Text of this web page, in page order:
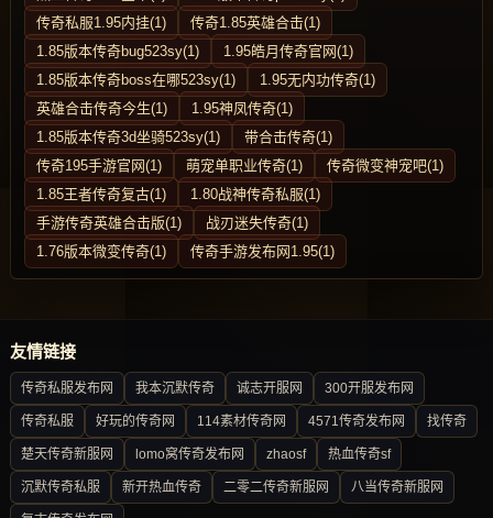
传奇私服1.95内挂(1)
传奇1.85英雄合击(1)
1.85版本传奇bug523sy(1)
1.95皓月传奇官网(1)
1.85版本传奇boss在哪523sy(1)
1.95无内功传奇(1)
英雄合击传奇今生(1)
1.95神凤传奇(1)
1.85版本传奇3d坐骑523sy(1)
带合击传奇(1)
传奇195手游官网(1)
萌宠单职业传奇(1)
传奇微变神宠吧(1)
1.85王者传奇复古(1)
1.80战神传奇私服(1)
手游传奇英雄合击版(1)
战刃迷失传奇(1)
1.76版本微变传奇(1)
传奇手游发布网1.95(1)
友情链接
传奇私服发布网 我本沉默传奇 诚志开服网 300开服发布网
传奇私服 好玩的传奇网 114素材传奇网 4571传奇发布网 找传奇
楚天传奇新服网 lomo窝传奇发布网 zhaosf 热血传奇sf
沉默传奇私服 新开热血传奇 二零二传奇新服网 八当传奇新服网